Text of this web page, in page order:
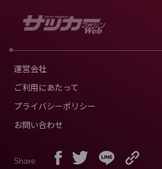
運営会社
ご利用にあたって
プライバシーポリシー
お問い合わせ
Share